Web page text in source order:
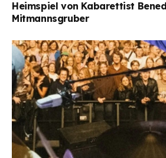
Heimspiel von Kabarettist
Mitmannsgruber